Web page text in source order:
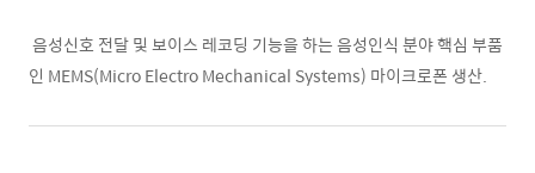
음성신호 전달 및 보이스 레코딩 기능을 하는 음성인식 분야 핵심 부품
인 MEMS(Micro Electro Mechanical Systems) 마이크로폰 생산.